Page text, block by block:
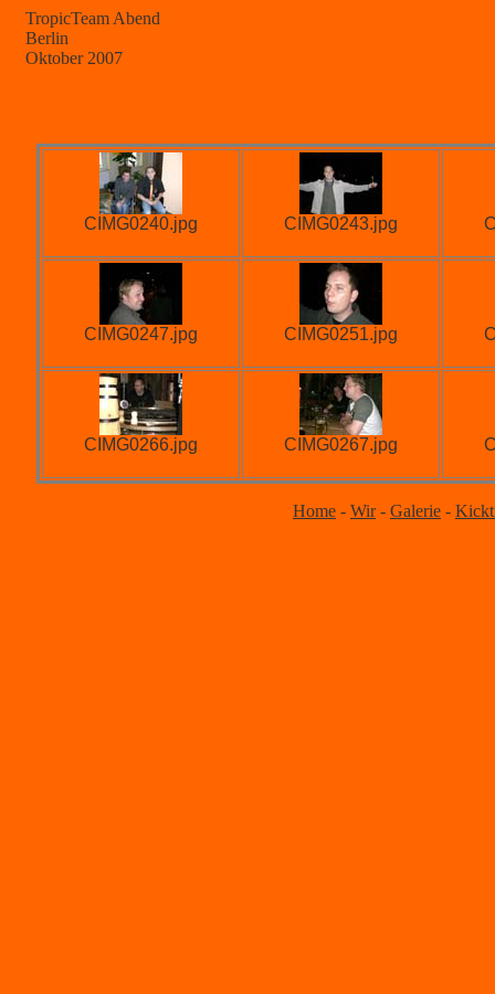
TropicTeam Abend
Berlin
Oktober 2007
CIMG0240.jpg CIMG0243.jpg
CIMG0247.jpg CIMG0251.jpg
CIMG0266.jpg CIMG0267.jpg
Home - Wir- Galerie -